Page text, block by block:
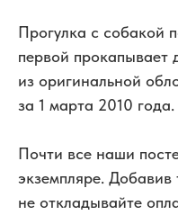
Прогулка с собакой
первой прокапывает
из оригинальной
за 1 марта 2010 года.
Почти все наши
экземпляре. Добавив
не откладывайте